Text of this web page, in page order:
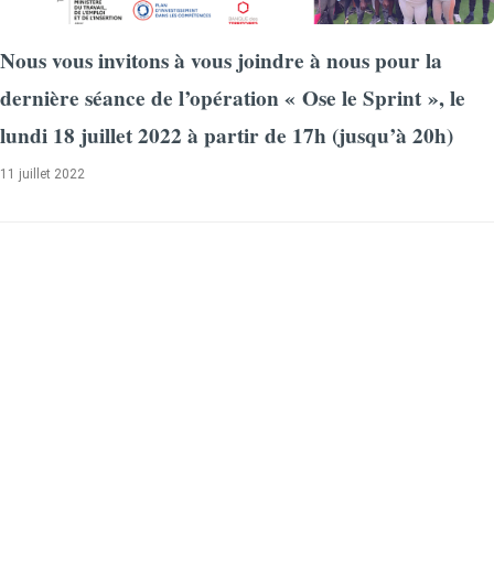
Nous vous invitons à vous joindre à nous pour la
dernière séance de l’opération « Ose le Sprint », le
lundi 18 juillet 2022 à partir de 17h (jusqu’à 20h)
11 juillet 2022